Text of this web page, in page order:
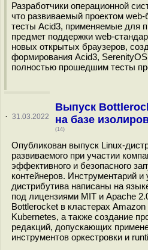
Разработчики операционной
что развиваемый проектом
тесты Acid3, применяемые для
предмет поддержки web-
новых открытых браузеров,
формирования Acid3,
полностью прошедшим тесты
· 31.03.2022
Выпуск
на базе
(14)
Опубликован выпуск Linux-
развиваемого при участии
эффективного и безопасного
контейнеров. Инструментарий
дистрибутива написаны на
под лицензиями MIT и Apache
Bottlerocket в кластерах
Kubernetes, а также создание
редакций, допускающих
инструментов оркестровки и